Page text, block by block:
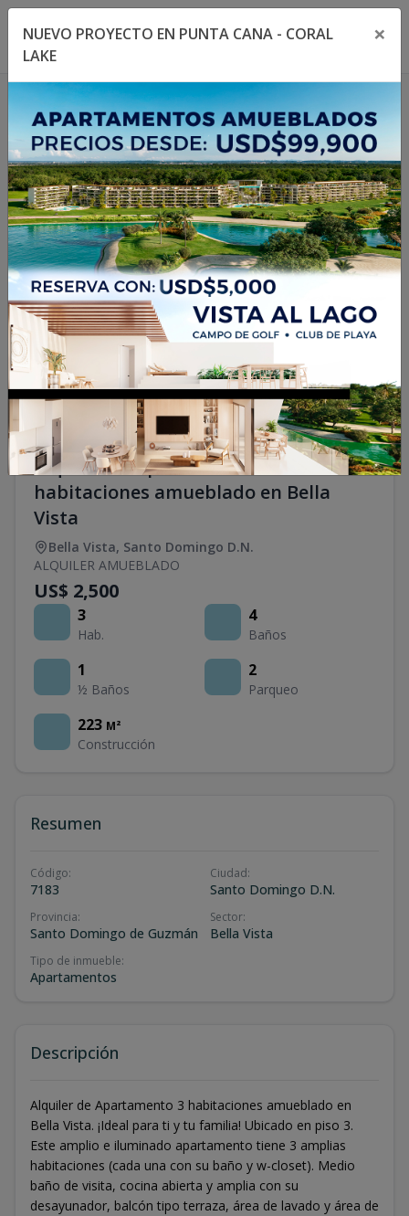
Toggle navigation menu
1/33
Alquiler de Apartamento 3
habitaciones amueblado en Bella
Vista
Bella Vista, Santo Domingo D.N.
ALQUILER AMUEBLADO
US$ 2,500
3
Hab.
4
Baños
1
½ Baños
2
Parqueo
223 M²
Construcción
Resumen
Código:
7183
Ciudad:
Santo Domingo D.N.
Provincia:
Santo Domingo de Guzmán
Sector:
Bella Vista
Tipo de inmueble:
Apartamentos
Descripción
Alquiler de Apartamento 3 habitaciones amueblado en
Bella Vista. ¡Ideal para ti y tu familia! Ubicado en piso 3.
Este amplio e iluminado apartamento tiene 3 amplias
habitaciones (cada una con su baño y w-closet). Medio
baño de visita, cocina abierta y amplia con su
desayunador, balcón tipo terraza, área de lavado y área de
NUEVO PROYECTO EN PUNTA CANA - CORAL
LAKE
×